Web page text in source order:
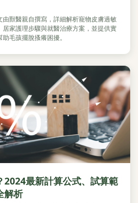
由獸醫親自撰寫，詳細解析寵物皮膚過敏
居家護理步驟與就醫治療方案，並提供實
毛孩擺脫搔癢困擾。
2024最新計算公式、試算範
解析